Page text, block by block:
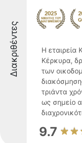
Διακριθέντες
Η εταιρεία
Κέρκυρα,
των
τριάντα
ως σημείο
9.7